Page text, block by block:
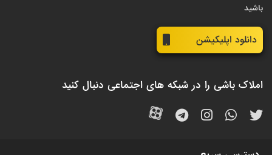
باشید
دانلود اپلیکیشن
املاک باشی را در شبکه های اجتماعی دنبال کنید